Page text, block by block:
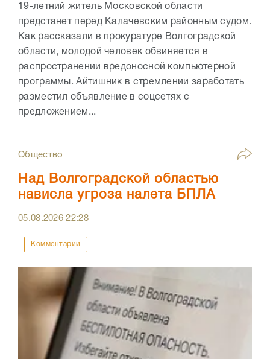
19-летний житель Московской области
предстанет перед Калачевским районным судом.
Как рассказали в прокуратуре Волгоградской
области, молодой человек обвиняется в
распространении вредоносной компьютерной
программы. Айтишник в стремлении заработать
разместил объявление в соцсетях с
предложением...
Общество
Над Волгоградской областью
нависла угроза налета БПЛА
05.08.202622:28
Комментарии